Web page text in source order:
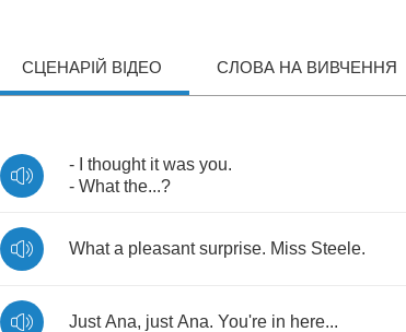
СЦЕНАРІЙ ВІДЕО СЛОВА НА ВИВЧЕННЯ
- thought it was you.
- What the...?
What a pleasant surprise. Miss Steele.
Just Ana, just Ana. You're in here...